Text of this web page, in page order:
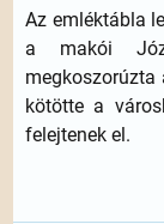
Az emléktábla
a makói
kötötte a
felejtenek el.